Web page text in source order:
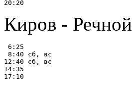
Киров - Речной
6:25
8:40 сб, вс
12:40 сб, вс
14:35
17:10